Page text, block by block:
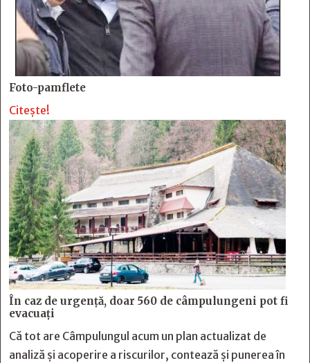
Foto-pamflete
Citește!
În caz de urgență, doar 560 de câmpulungeni pot fi
evacuați
Că tot are Câmpulungul acum un plan actualizat de
analiză și acoperire a riscurilor, contează și punerea în